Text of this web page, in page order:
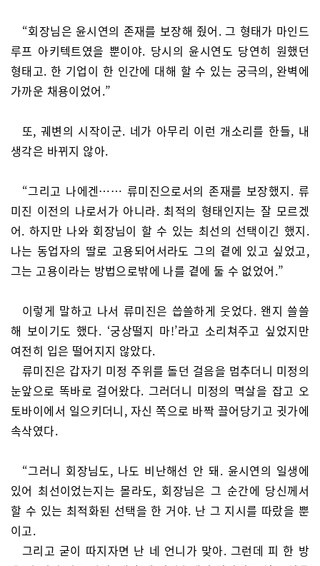
“회장님은 윤시연의 존재를 보장해 줬어. 그 형태가 마인드
루프 아키텍트였을 뿐이야. 당시의 윤시연도 당연히 원했던
형태고. 한 기업이 한 인간에 대해 할 수 있는 궁극의, 완벽에
가까운 채용이었어.”
또, 궤변의 시작이군. 네가 아무리 이런 개소리를 한들, 내
생각은 바뀌지 않아.
“그리고 나에겐…… 류미진으로서의 존재를 보장했지. 류
미진 이전의 나로서가 아니라. 최적의 형태인지는 잘 모르겠
어. 하지만 나와 회장님이 할 수 있는 최선의 선택이긴 했지.
나는 동업자의 딸로 고용되어서라도 그의 곁에 있고 싶었고,
그는 고용이라는 방법으로밖에 나를 곁에 둘 수 없었어.”
이렇게 말하고 나서 류미진은 씁쓸하게 웃었다. 왠지 쓸쓸
해 보이기도 했다. ‘궁상떨지 마!’라고 소리쳐주고 싶었지만
여전히 입은 떨어지지 않았다.
류미진은 갑자기 미정 주위를 돌던 걸음을 멈추더니 미정의
눈앞으로 똑바로 걸어왔다. 그러더니 미정의 멱살을 잡고 오
토바이에서 일으키더니, 자신 쪽으로 바짝 끌어당기고 귓가에
속삭였다.
“그러니 회장님도, 나도 비난해선 안 돼. 윤시연의 일생에
있어 최선이었는지는 몰라도, 회장님은 그 순간에 당신께서
할 수 있는 최적화된 선택을 한 거야. 난 그 지시를 따랐을 뿐
이고.
그리고 굳이 따지자면 난 네 언니가 맞아. 그런데 피 한 방